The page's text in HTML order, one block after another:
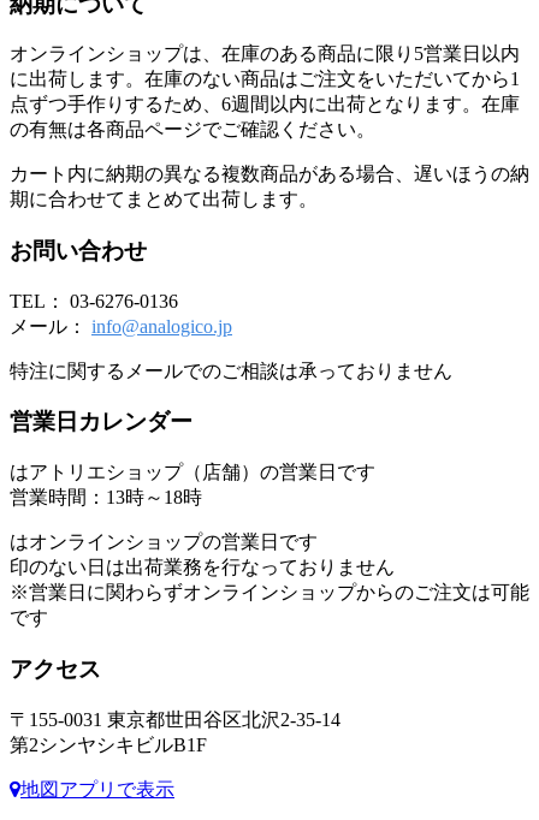
オンラインショップは、在庫のある商品に限り5営業日以内
に出荷します。在庫のない商品はご注文をいただいてから1
点ずつ手作りするため、6週間以内に出荷となります。在庫
の有無は各商品ページでご確認ください。
カート内に納期の異なる複数商品がある場合、遅いほうの納
期に合わせてまとめて出荷します。
お問い合わせ
TEL： 03-6276-0136
メール： info@analogico.jp
特注に関するメールでのご相談は承っておりません
営業日カレンダー
はアトリエショップ（店舗）の営業日です
営業時間：13時～18時
はオンラインショップの営業日です
印のない日は出荷業務を行なっておりません
※営業日に関わらずオンラインショップからのご注文は可能
です
アクセス
〒155-0031 東京都世田谷区北沢2-35-14
第2シンヤシキビルB1F
地図アプリで表示